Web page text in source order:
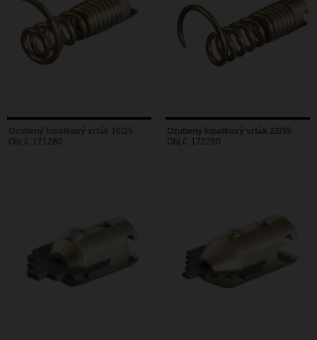
Ozubený lopatkový vrták 16/25
Obj.č. 171280
Ozubený lopatkový vrták 22/35
Obj.č. 172280